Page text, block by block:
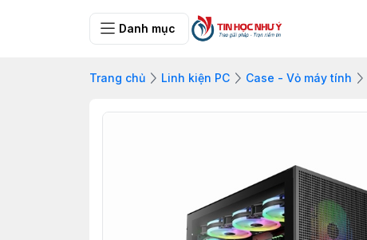
Danh mục
Trang chủ Linh kiện PC Case - Vỏ máy tính